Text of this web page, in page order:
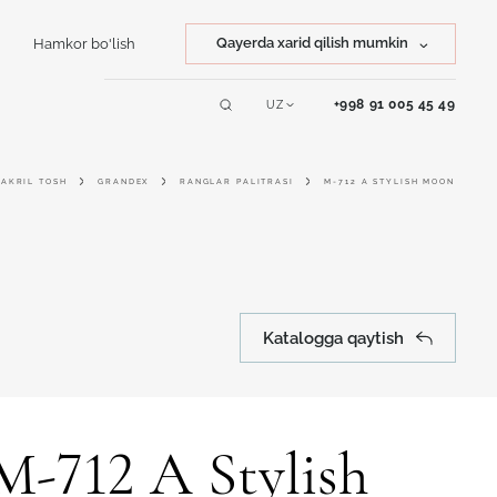
Online dizayner
Hamkor bo'lish Qayerda xarid qilish mumkin
UZ +998 91 005 45 49
AKRIL TOSH GRANDEX RANGLAR PALITRASI M-712 A STYLISH MOON
Katalogga qaytish
712 A Stylish